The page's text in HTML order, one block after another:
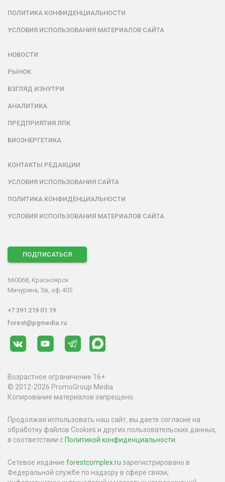
ПОЛИТИКА КОНФИДЕНЦИАЛЬНОСТИ
УСЛОВИЯ ИСПОЛЬЗОВАНИЯ МАТЕРИАЛОВ САЙТА
НОВОСТИ
РЫНОК
ВЗГЛЯД ИЗНУТРИ
АНАЛИТИКА
ПРЕДПРИЯТИЯ ЛПК
БИОЭНЕРГЕТИКА
КОНТАКТЫ РЕДАКЦИИ
УСЛОВИЯ ИСПОЛЬЗОВАНИЯ САЙТА
ПОЛИТИКА КОНФИДЕНЦИАЛЬНОСТИ
УСЛОВИЯ ИСПОЛЬЗОВАНИЯ МАТЕРИАЛОВ САЙТА
ПОДПИСАТЬСЯ
660068, Красноярск
Мичурина, 3в, оф.405
+7 391 219 01 19
forest@pgmedia.ru
Возрастное ограничение 16+
© 2012-2026 PromoGroup Media
Копирование материалов запрещено.
Продолжая использовать наш сайт, вы даете согласие на
обработку файлов Cookies и других пользовательских данных,
в соответствии сПолитикой конфиденциальности
Сетевое издание forestcomplex.ru зарегистрировано в
Федеральной службе по надзору в сфере связи,